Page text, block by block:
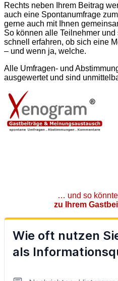
Rechts neben Ihrem Beitrag
auch eine Spontan­umfrage
gerne auch mit Ihnen
So können alle Teilnehmer
schnell erfahren, ob sich eine
– und wenn ja, welche.
Alle Umfragen- und
ausgewertet und sind
… und so
zu Ihrem